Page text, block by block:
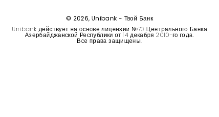
Устойчивость
Кешбэк
© 2026, Unibank - Твой Банк
Unibank действует на основе лицензии №73 Центрального Банка
Азербайджанской Республики от 14 декабря 2010-го года.
Все права защищены.